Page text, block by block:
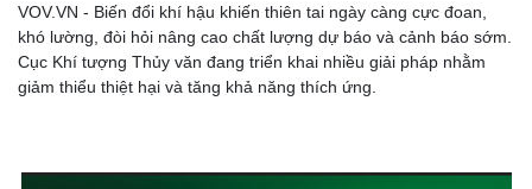
VOV.VN - Biến đổi khí hậu khiến thiên tai ngày càng cực đoan,
khó lường, đòi hỏi nâng cao chất lượng dự báo và cảnh báo sớm.
Cục Khí tượng Thủy văn đang triển khai nhiều giải pháp nhằm
giảm thiểu thiệt hại và tăng khả năng thích ứng.